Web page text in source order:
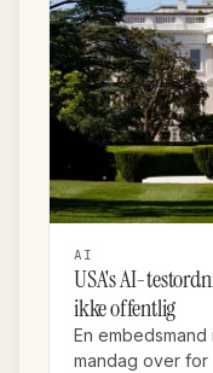
AI
USA's AI-
ikke offentlig
En
mandag over for